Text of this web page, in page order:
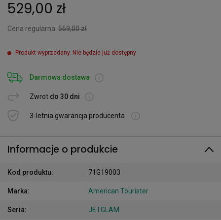
529,00 zł
Cena regularna: 569,00 zł
Produkt wyprzedany. Nie będzie już dostępny
Darmowa dostawa
Zwrot do 30 dni
3-letnia gwarancja producenta
Informacje o produkcie
Kod produktu: 71G19003
Marka: American Tourister
Seria: JETGLAM